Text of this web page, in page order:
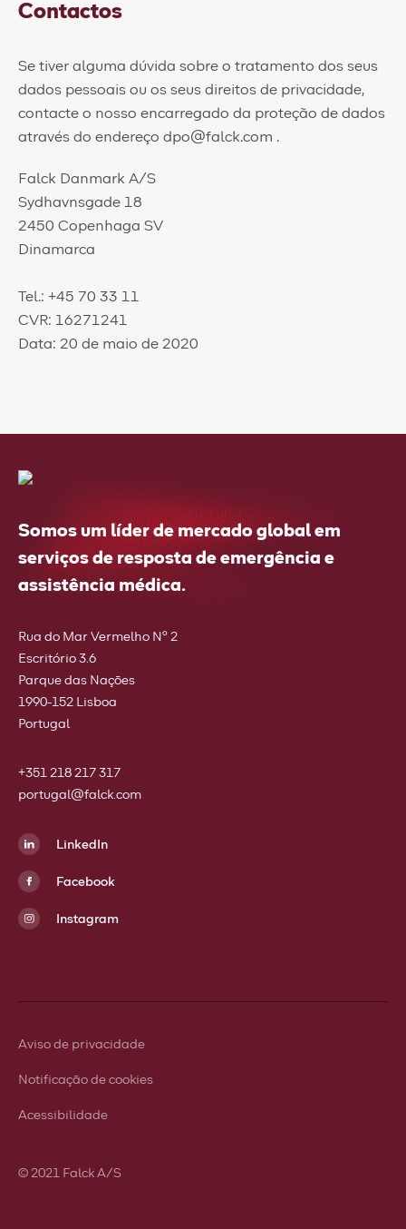
Contactos
Se tiver alguma dúvida sobre o tratamento dos seus
dados pessoais ou os seus direitos de privacidade,
contacte o nosso encarregado da proteção de dados
através do endereço dpo@falck.com .
Falck Danmark A/S
Sydhavnsgade 18
2450 Copenhaga SV
Dinamarca
Tel.: +45 70 33 11
CVR: 16271241
Data: 20 de maio de 2020
Somos um líder de mercado global em
serviços de resposta de emergência e
assistência médica.
Rua do Mar Vermelho Nº 2
Escritório 3.6
Parque das Nações
1990-152 Lisboa
Portugal
+351 218 217 317
portugal@falck.com
LinkedIn
Facebook
Instagram
Aviso de privacidade
Notificação de cookies
Acessibilidade
© 2021 Falck A/S